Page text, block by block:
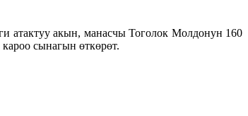
атактуу акын, манасчы Тоголок Молдонун 160
сынагын өткөрөт.